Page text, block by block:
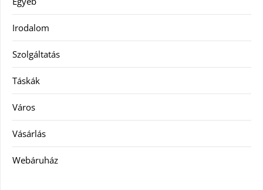
Irodalom
Szolgáltatás
Táskák
Város
Vásárlás
Webáruház